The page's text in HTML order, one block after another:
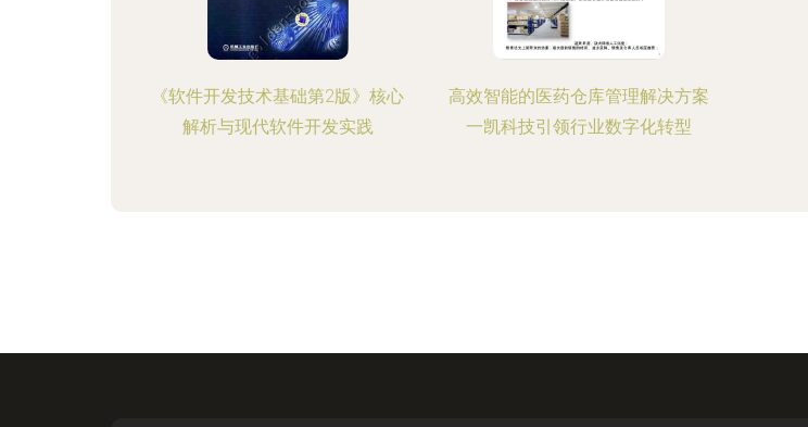
《软件开发技术基础第2版》核心
解析与现代软件开发实践
高效智能的医药仓库管理解决方案
一凯科技引领行业数字化转型